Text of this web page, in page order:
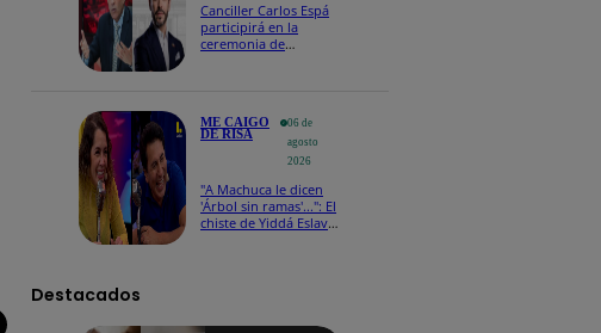
Canciller Carlos Espá
participirá en la
ceremonia de
ME CAIGO
DE RISA
06 de
agosto
2026
"A Machuca le dicen
'Árbol sin ramas'...": El
chiste de Yiddá Eslava
Destacados